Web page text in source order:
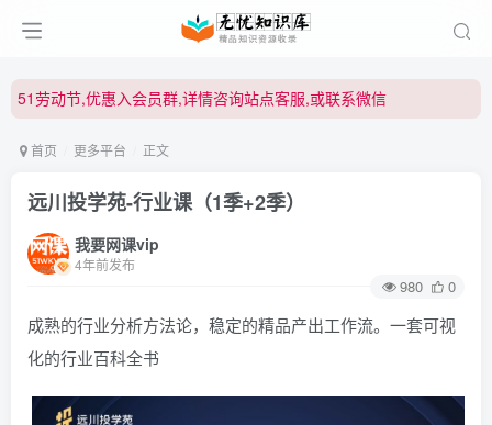
51劳动节,优惠入会员群,详情咨询站点客服,或联系微信
51劳动节,优惠入会员群,详情咨询站点客服,或联系微信
首页 更多平台 正文
远川投学苑-行业课（1季+2季）
我要网课vip
4年前发布
980 0
成熟的行业分析方法论，稳定的精品产出工作流。一套可视
化的行业百科全书